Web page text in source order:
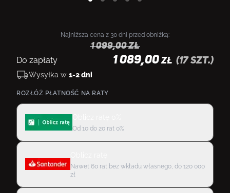
Najniższa cena z 30 dni przed obniżką:
1 099,00zł
Do zapłaty 1 089,00 ZŁ (17szt.)
Wysyłka w 1-2 dni
ROZŁÓŻ PŁATNOŚĆ NA RATY
Od 10 do 20 rat 0%
Nawet 60 rat bez wkładu własnego, do 120 000
zł